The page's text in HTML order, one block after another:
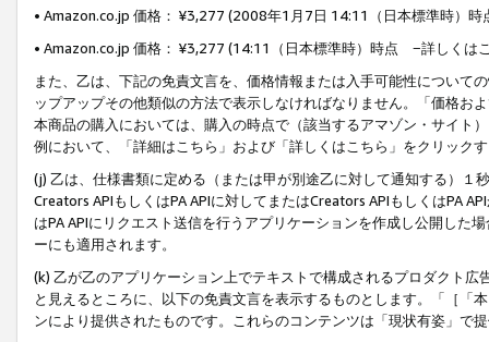
• Amazon.co.jp 価格： ¥3,277 (2008年1月7日 14:11（日本標準時）
• Amazon.co.jp 価格： ¥3,277 (14:11（日本標準時）時点 −詳しくは
また、乙は、下記の免責文言を、価格情報または入手可能性について
ップアップその他類似の方法で表示しなければなりません。「価格
本商品の購入においては、購入の時点で（該当するアマゾン・サイト
例において、「詳細はこちら」および「詳しくはこちら」をクリック
(j) 乙は、仕様書類に定める（または甲が別途乙に対して通知する）
Creators APIもしくはPA APIに対してまたはCreators APIもしくはPA
はPA APIにリクエスト送信を行うアプリケーションを作成し公開した
ーにも適用されます。
(k) 乙が乙のアプリケーション上でテキストで構成されるプロダクト
と見えるところに、以下の免責文言を表示するものとします。「［「
ンにより提供されたものです。これらのコンテンツは「現状有姿」で